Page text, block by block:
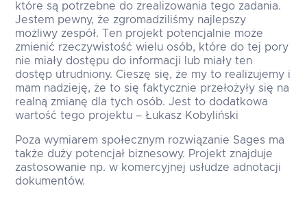
które są potrzebne do zrealizowania tego zadania.
Jestem pewny, że zgromadziliśmy najlepszy
możliwy zespół. Ten projekt potencjalnie może
zmienić rzeczywistość wielu osób, które do tej pory
nie miały dostępu do informacji lub miały ten
dostęp utrudniony. Cieszę się, że my to realizujemy i
mam nadzieję, że to się faktycznie przełożyły się na
realną zmianę dla tych osób. Jest to dodatkowa
wartość tego projektu – Łukasz Kobyliński
Poza wymiarem społecznym rozwiązanie Sages ma
także duży potencjał biznesowy. Projekt znajduje
zastosowanie np. w komercyjnej usłudze adnotacji
dokumentów.